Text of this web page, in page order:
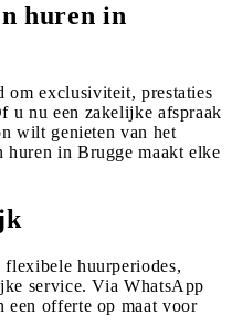
huren in
om exclusiviteit, prestaties
u nu een zakelijke afspraak
wilt genieten van het
in Brugge maakt elke
huurperiodes,
service. Via WhatsApp
een offerte op maat voor